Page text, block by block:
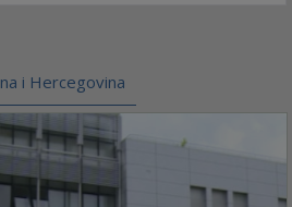
i Hercegovina